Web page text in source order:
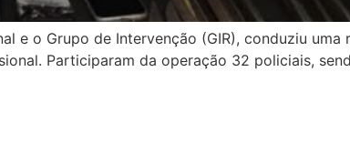
e o Grupo de Intervenção (GIR), conduziu uma
Participaram da operação 32 policiais,